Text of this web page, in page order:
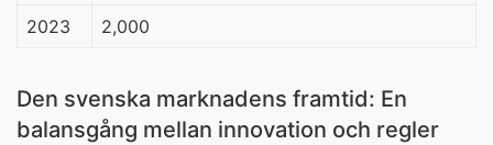
2023
2,000
Den svenska marknadens framtid: En
balansgång mellan innovation och regler